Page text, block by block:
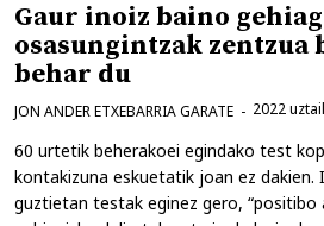
Gaur inoiz baino
osasungintzak
behar du
2022
JON ANDER ETXEBARRIA GARATE
60 urtetik beherakoei egindako test
kontakizuna eskuetatik joan ez dakien.
guztietan testak eginez gero, “positibo